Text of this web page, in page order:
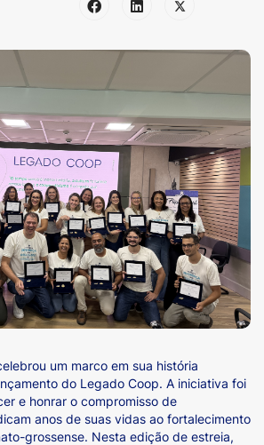
um marco em sua história
do Legado Coop. A iniciativa foi
e honrar o compromisso de
anos de suas vidas ao fortalecimento
grossense. Nesta edição de estreia,